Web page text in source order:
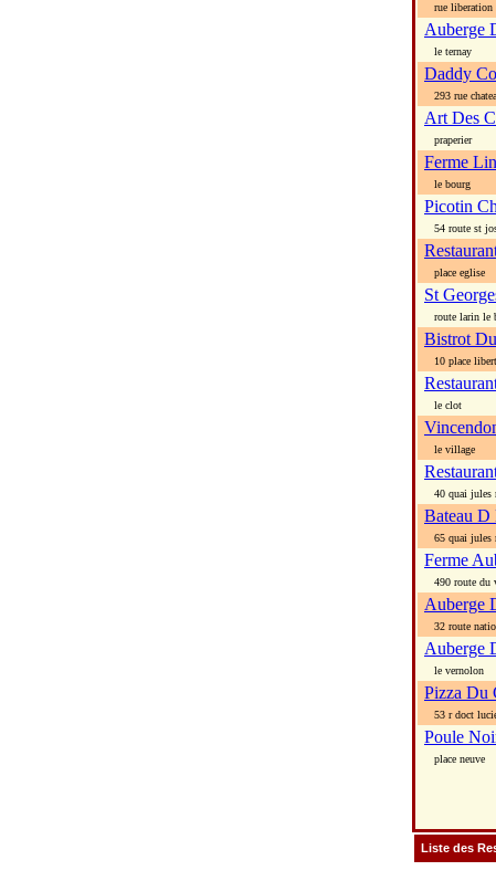
rue liberation
Auberge
le ternay
Daddy
293 rue
Art Des
praperier
Ferme
le bourg
Picotin
54 route st
place eglise
St
route larin le
Bistrot
10 place
le clot
le village
40 quai jules
Bateau D
65 quai jules
Ferme
490 route du
Auberge
32 route
Auberge
le vernolon
Pizza Du
53 r doct
Poule
place neuve
Liste des